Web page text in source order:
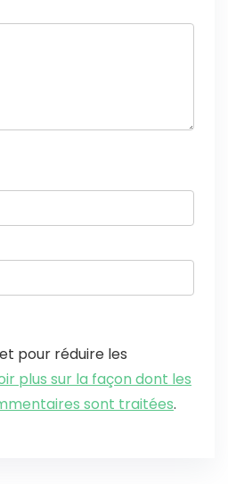
pour réduire les
plus sur la façon dont les
sont traitées.